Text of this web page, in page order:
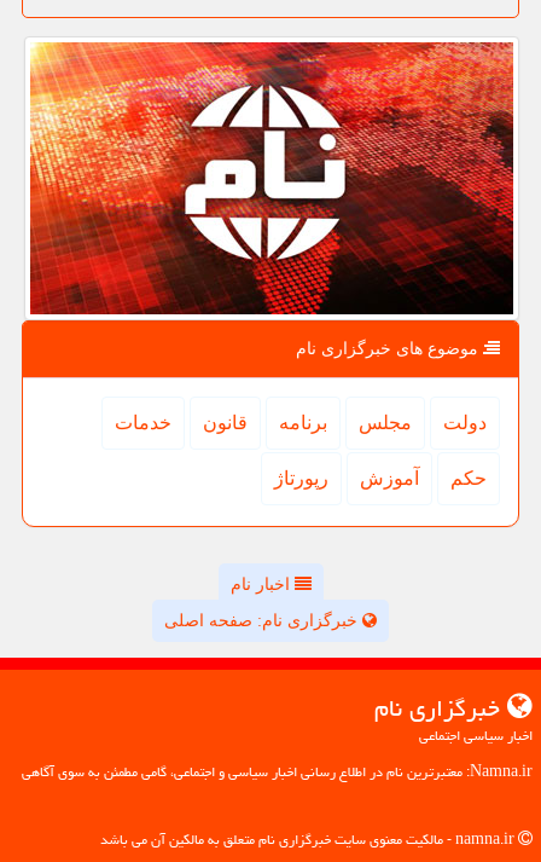
موضوع های خبرگزاری نام
دولت مجلس برنامه قانون خدمات
حكم آموزش رپورتاژ
اخبار نام
خبرگزاری نام: صفحه اصلی
خبرگزاری نام
اخبار سیاسی اجتماعی
Namna.ir: معتبرترین نام در اطلاع رسانی اخبار سیاسی و اجتماعی، گامی مطمئن به سوی آگاهی